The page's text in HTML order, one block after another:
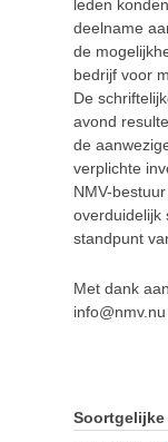
leden
deelname
de
bedrijf voor
De
avond
de
verplichte
NMV-
overduidelijk
standpunt
Met dank
info@nmv.nu